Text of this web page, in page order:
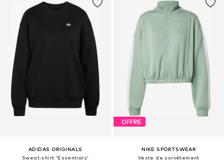
ADIDAS ORIGINALS
Sweat-shirt 'Essentials'
OFFRE
NIKE SPORTSWEAR
Veste de survêtement